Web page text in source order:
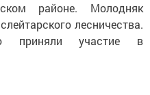
районе. Молодняк
лесничества.
приняли участие в